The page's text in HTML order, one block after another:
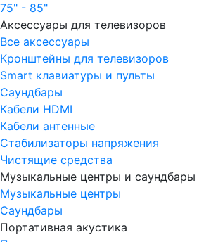
75" - 85"
Аксессуары для телевизоров
Все аксессуары
Кронштейны для телевизоров
Smart клавиатуры и пульты
Саундбары
Кабели HDMI
Кабели антенные
Стабилизаторы напряжения
Чистящие средства
Музыкальные центры и саундбары
Музыкальные центры
Саундбары
Портативная акустика